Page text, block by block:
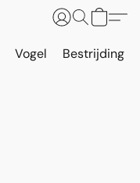
Vogel Bestrijding